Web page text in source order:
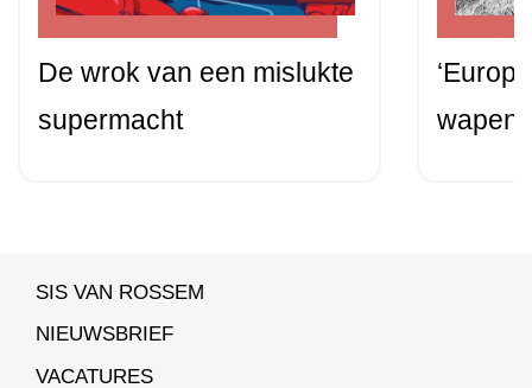
De wrok van een mislukte
supermacht
SIS VAN ROSSEM
NIEUWSBRIEF
VACATURES